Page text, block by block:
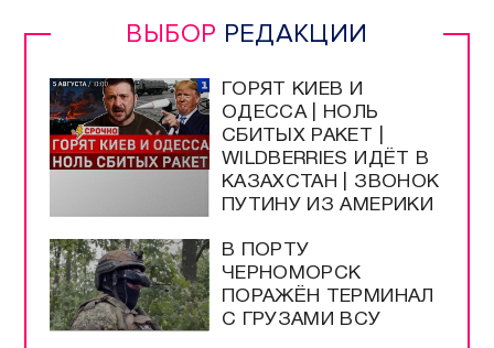
ВЫБОР РЕДАКЦИИ
ГОРЯТ КИЕВ И
ОДЕССА | НОЛЬ
СБИТЫХ РАКЕТ |
WILDBERRIES ИДЁТ В
КАЗАХСТАН | ЗВОНОК
ПУТИНУ ИЗ АМЕРИКИ
В ПОРТУ
ЧЕРНОМОРСК
ПОРАЖЁН ТЕРМИНАЛ
С ГРУЗАМИ ВСУ